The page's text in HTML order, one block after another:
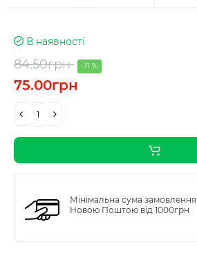
В наявності
84.50грн -11 %
75.00грн
Мінімальна сума замовлення
Новою Поштою від 1000грн